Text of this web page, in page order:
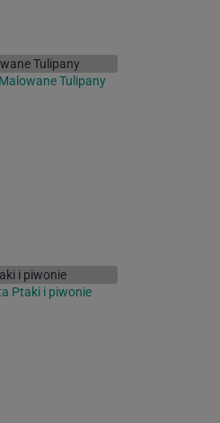
Tulipany
Ptaki i piwonie